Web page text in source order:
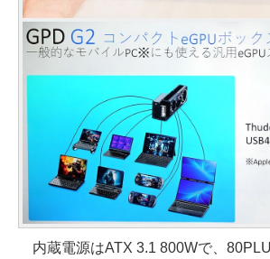
内蔵電源はATX 3.1 800Wで、